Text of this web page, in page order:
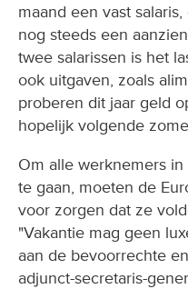
maand een vast
nog steeds een
twee salarissen is het
ook uitgaven, zoals
proberen dit jaar geld
hopelijk volgende
Om alle werknemers
te gaan, moeten de
voor zorgen dat ze
"Vakantie mag geen
aan de bevoorrechte
adjunct-secretaris-